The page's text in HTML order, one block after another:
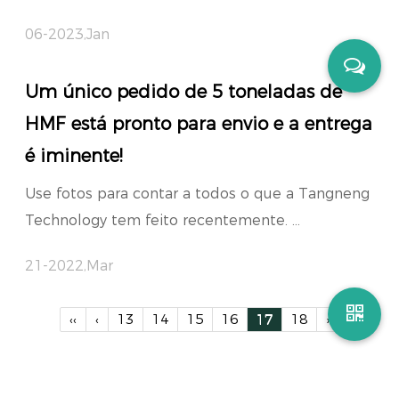
06-2023,Jan
Um único pedido de 5 toneladas de
HMF está pronto para envio e a entrega
é iminente!
Use fotos para contar a todos o que a Tangneng
Technology tem feito recentemente. ...
21-2022,Mar
‹‹ ‹ 13 14 15 16 17 18 ›